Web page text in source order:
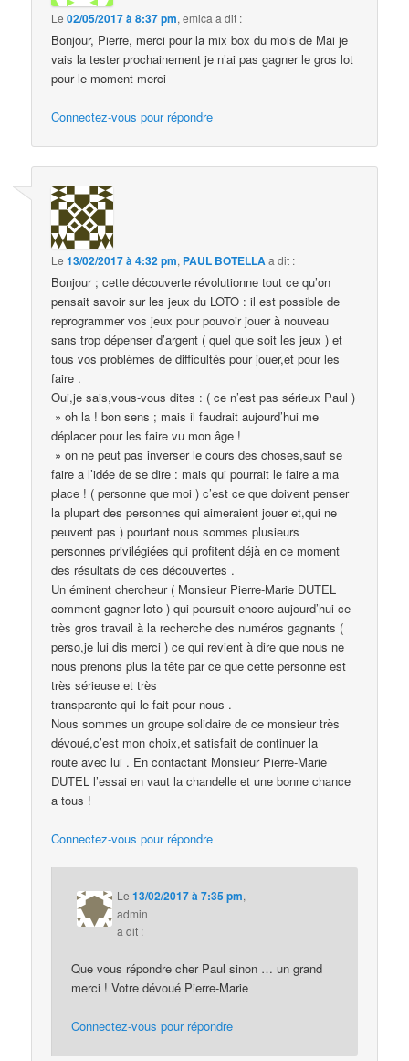
Le02/05/2017 à 8:37 pm,emica a dit :
Bonjour, Pierre, merci pour la mix box du mois de Mai je
vais la tester prochainement je n’ai pas gagner le gros lot
pour le moment merci
Connectez-vous pour répondre
Le13/02/2017 à 4:32 pm, PAUL BOTELLAa dit :
Bonjour ; cette découverte révolutionne tout ce qu’on
pensait savoir sur les jeux du LOTO : il est possible de
reprogrammer vos jeux pour pouvoir jouer à nouveau
sans trop dépenser d’argent ( quel que soit les jeux ) et
tous vos problèmes de difficultés pour jouer,et pour les
faire .
Oui,je sais,vous-vous dites : ( ce n’est pas sérieux Paul )
» oh la ! bon sens ; mais il faudrait aujourd’hui me
déplacer pour les faire vu mon âge !
» on ne peut pas inverser le cours des choses,sauf se
faire a l’idée de se dire : mais qui pourrait le faire a ma
place ! ( personne que moi ) c’est ce que doivent penser
la plupart des personnes qui aimeraient jouer et,qui ne
peuvent pas ) pourtant nous sommes plusieurs
personnes privilégiées qui profitent déjà en ce moment
des résultats de ces découvertes .
Un éminent chercheur ( Monsieur Pierre-Marie DUTEL
comment gagner loto ) qui poursuit encore aujourd’hui ce
très gros travail à la recherche des numéros gagnants (
perso,je lui dis merci ) ce qui revient à dire que nous ne
nous prenons plus la tête par ce que cette personne est
très sérieuse et très
transparente qui le fait pour nous .
Nous sommes un groupe solidaire de ce monsieur très
dévoué,c’est mon choix,et satisfait de continuer la
route avec lui . En contactant Monsieur Pierre-Marie
DUTEL l’essai en vaut la chandelle et une bonne chance
a tous !
Connectez-vous pour répondre
Le13/02/2017 à 7:35 pm,
admin
a dit :
Que vous répondre cher Paul sinon … un grand
merci ! Votre dévoué Pierre-Marie
Connectez-vous pour répondre